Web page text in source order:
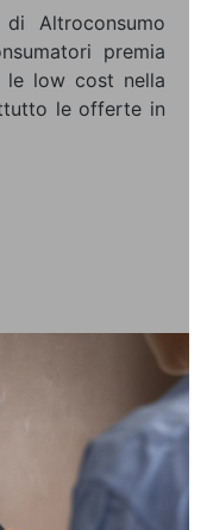
di Altroconsumo
premia
le low cost nella
le offerte in